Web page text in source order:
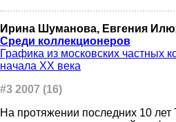
Ирина Шуманова, Евгения
Среди коллекционеров
Графика из московских частных
начала ХХ века
#3 2007 (16)
На протяжении последних 10 лет